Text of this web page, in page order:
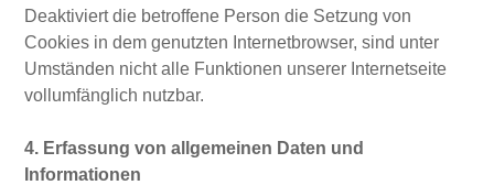
Deaktiviert die betroffene Person die Setzung von
Cookies in dem genutzten Internetbrowser, sind unter
Umständen nicht alle Funktionen unserer Internetseite
vollumfänglich nutzbar.
4. Erfassung von allgemeinen Daten und
Informationen